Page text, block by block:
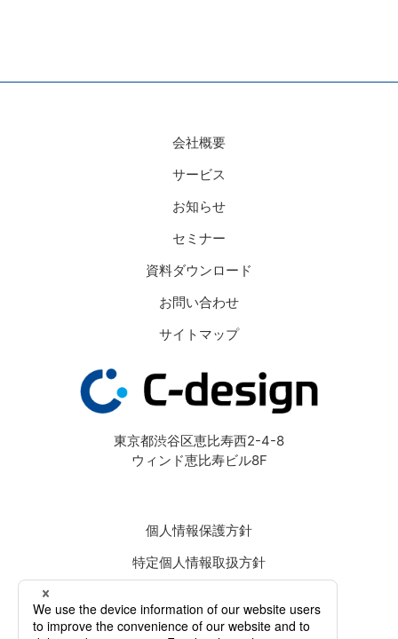
会社概要
サービス
お知らせ
セミナー
資料ダウンロード
お問い合わせ
サイトマップ
東京都渋谷区恵比寿西2-4-8
ウィンド恵比寿ビル8F
個人情報保護方針
特定個人情報取扱方針
約款・規約一覧